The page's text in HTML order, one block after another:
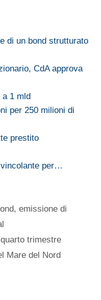
di un bond strutturato
CdA approva
1 mld
per 250 milioni di
prestito
per…
,emissione di
trimestre
Mare del Nord